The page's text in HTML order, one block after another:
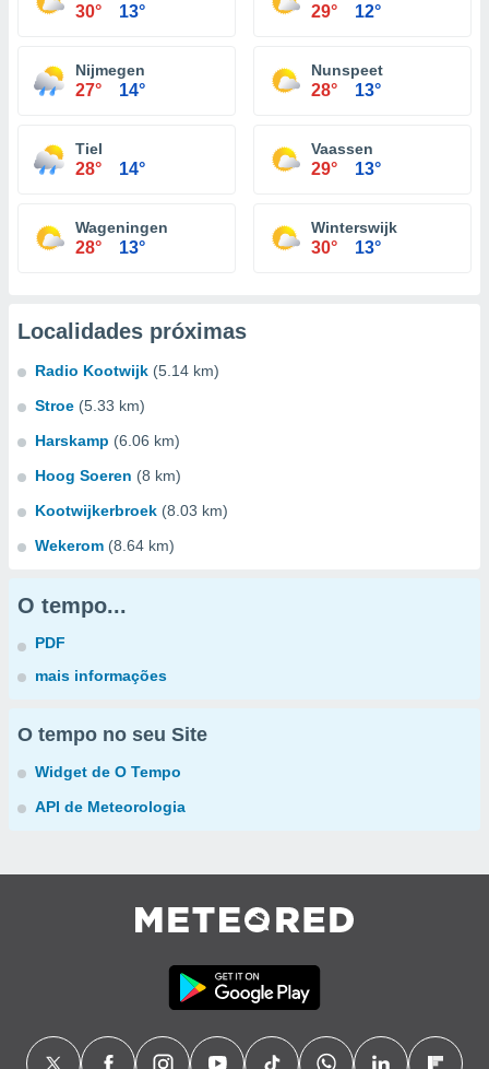
30° 13° 29° 12°
Nijmegen
27° 14°
Nunspeet
28° 13°
Tiel
28° 14°
Vaassen
29° 13°
Wageningen
28° 13°
Winterswijk
30° 13°
Localidades próximas
Radio Kootwijk (5.14 km)
Stroe (5.33 km)
Harskamp (6.06 km)
Hoog Soeren (8 km)
Kootwijkerbroek (8.03 km)
Wekerom (8.64 km)
O tempo...
PDF
mais informações
O tempo no seu Site
Widget de O Tempo
API de Meteorologia